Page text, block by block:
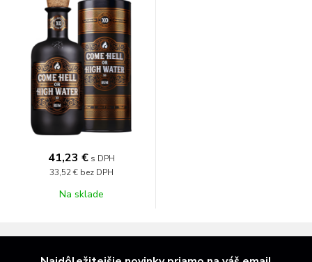
41,23 € s DPH
33,52 € bez DPH
Na sklade